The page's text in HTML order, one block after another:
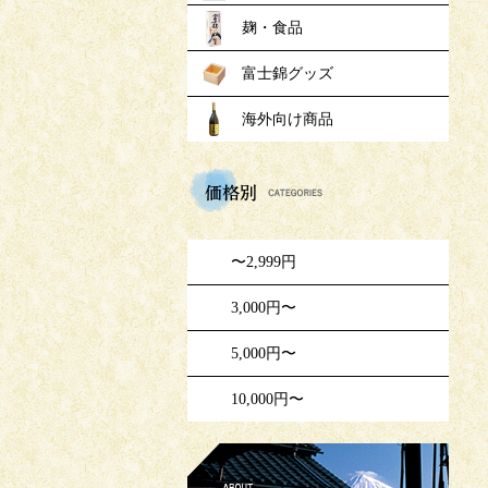
麹・食品
富士錦グッズ
海外向け商品
価
〜2,999円
3,000円〜
5,000円〜
10,000円〜